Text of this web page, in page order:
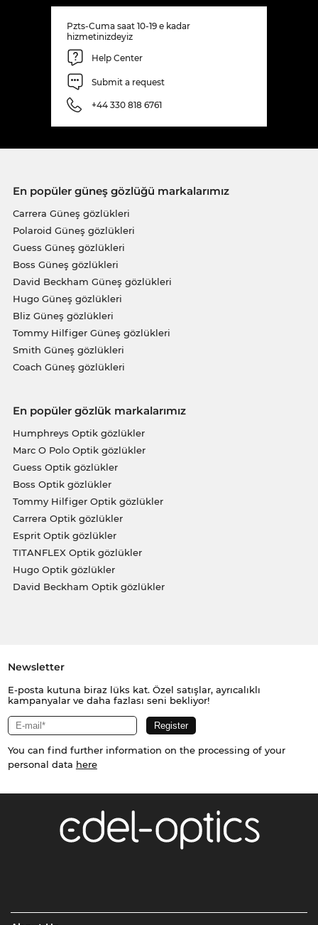
Pzts-Cuma saat 10-19 e kadar
hizmetinizdeyiz
Help Center
Submit a request
+44 330 818 6761
En popüler güneş gözlüğü markalarımız
Carrera Güneş gözlükleri
Polaroid Güneş gözlükleri
Guess Güneş gözlükleri
Boss Güneş gözlükleri
David Beckham Güneş gözlükleri
Hugo Güneş gözlükleri
Bliz Güneş gözlükleri
Tommy Hilfiger Güneş gözlükleri
Smith Güneş gözlükleri
Coach Güneş gözlükleri
En popüler gözlük markalarımız
Humphreys Optik gözlükler
Marc O Polo Optik gözlükler
Guess Optik gözlükler
Boss Optik gözlükler
Tommy Hilfiger Optik gözlükler
Carrera Optik gözlükler
Esprit Optik gözlükler
TITANFLEX Optik gözlükler
Hugo Optik gözlükler
David Beckham Optik gözlükler
Newsletter
E-posta kutuna biraz lüks kat. Özel satışlar, ayrıcalıklı
kampanyalar ve daha fazlası seni bekliyor!
You can find further information on the processing of your
personal data here